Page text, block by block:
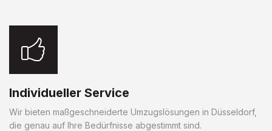
Individueller Service
Wir bieten maßgeschneiderte Umzugslösungen in Düsseldorf,
die genau auf Ihre Bedürfnisse abgestimmt sind.